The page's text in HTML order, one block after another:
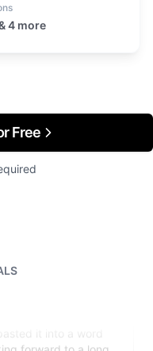
4 more
Free
came back
forward to a long